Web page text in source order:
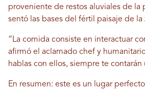
proveniente de restos aluviales de la
sentó las bases del fértil paisaje de la
“La comida consiste en interactuar
afirmó el aclamado chef y
hablas con ellos, siempre te contarán
En resumen: este es un lugar